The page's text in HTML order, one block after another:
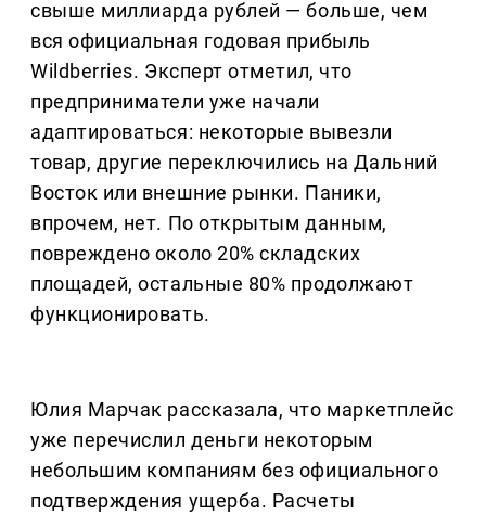
свыше миллиарда рублей — больше, чем
вся официальная годовая прибыль
Wildberries. Эксперт отметил, что
предприниматели уже начали
адаптироваться: некоторые вывезли
товар, другие переключились на Дальний
Восток или внешние рынки. Паники,
впрочем, нет. По открытым данным,
повреждено около 20% складских
площадей, остальные 80% продолжают
функционировать.
Юлия Марчак рассказала, что маркетплейс
уже перечислил деньги некоторым
небольшим компаниям без официального
подтверждения ущерба. Расчеты